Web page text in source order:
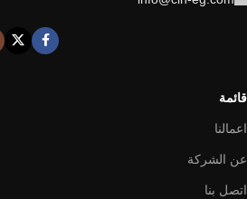
قائمة
اعمالنا
عن الشركة
اتصل بنا